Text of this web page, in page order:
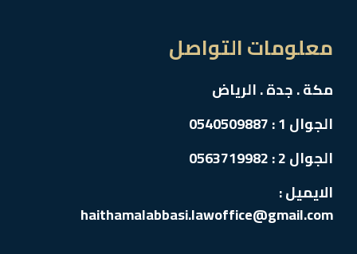
معلومات التواصل
مكة . جدة . الرياض
الجوال 1 : 0540509887
الجوال 2 : 0563719982
الايميل :
haithamalabbasi.lawoffice@gmail.com